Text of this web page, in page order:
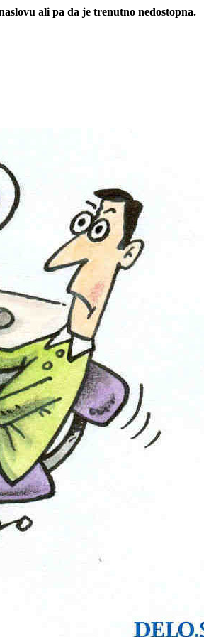
ali pa da je trenutno nedostopna.